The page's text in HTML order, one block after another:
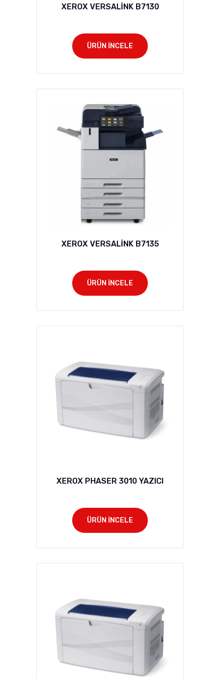
XEROX VERSALİNK B7130
ÜRÜN İNCELE
XEROX VERSALİNK B7135
ÜRÜN İNCELE
XEROX PHASER 3010 YAZICI
ÜRÜN İNCELE